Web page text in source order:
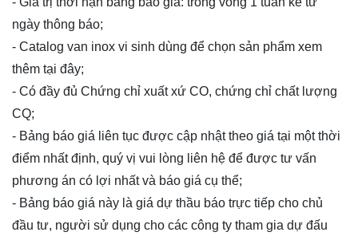
ngày thông báo;
- Catalog van inox vi sinh dùng để chọn sản phẩm xem
thêm tại đây;
- Có đầy đủ Chứng chỉ xuất xứ CO, chứng chỉ chất lượng
CQ;
- Bảng báo giá liên tục được cập nhật theo giá tại một thời
điểm nhất định, quý vị vui lòng liên hệ để được tư vấn
phương án có lợi nhất và báo giá cụ thể;
- Bảng báo giá này là giá dự thầu báo trực tiếp cho chủ
đầu tư, người sử dụng cho các công ty tham gia dự đấu